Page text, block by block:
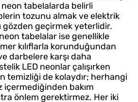
tabelalarda belirli
tozunu almak ve elektrik
gözden geçirmek yeterlidir.
tabelalar ise genellikle
kılıflarla korunduğundan
darbelere karşı daha
LED neonlar çalışırken
temizliği de kolaydır; herhangi
içermediğinden bakım
önlem gerektirmez. Her iki